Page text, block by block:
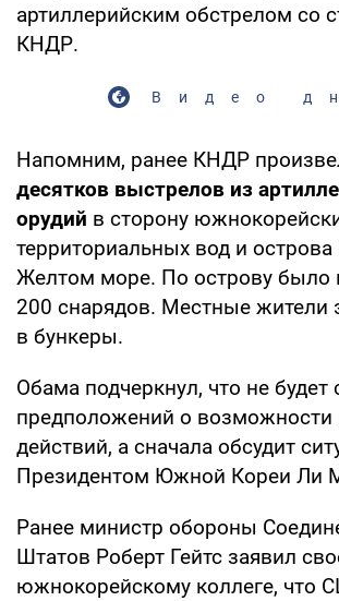
артиллерийским обстрелом со
КНДР.
Видео
Напомним, ранее КНДР
десятков выстрелов из
орудий в сторону
территориальных вод и острова
Желтом море. По острову было
200 снарядов. Местные жители
в бункеры.
Обама подчеркнул, что не будет
предположений о возможности
действий, а сначала обсудит
Президентом Южной Кореи Ли
Ранее министр обороны
Штатов Роберт Гейтс заявил
южнокорейскому коллеге, что